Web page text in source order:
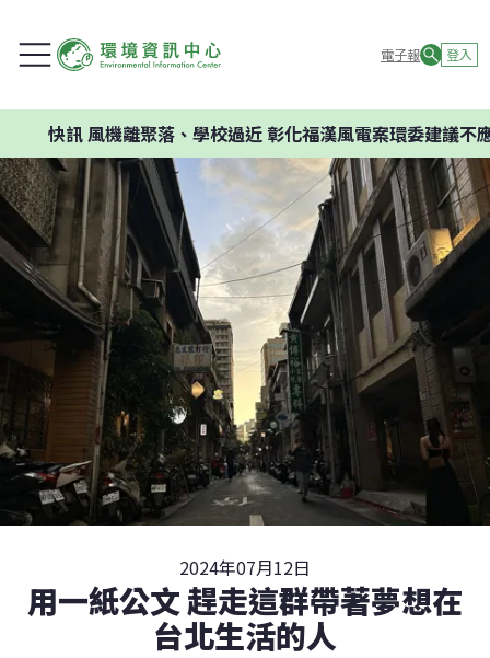
電子報 登入
離聚落、學校過近 彰化福漢風電案環委建議不應開發
2024年07月12日
用一紙公文 趕走這群帶著夢想在
台北生活的人